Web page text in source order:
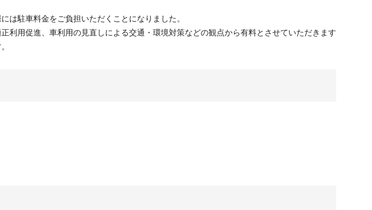
は駐車料金をご負担いただくことになりました。
利用促進、車利用の見直しによる交通・環境対策などの観点から有料とさせていただきます